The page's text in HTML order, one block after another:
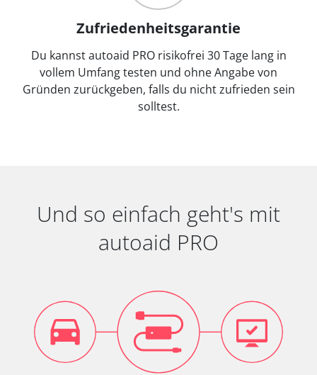
Zufriedenheitsgarantie
Du kannst autoaid PRO risikofrei 30 Tage lang in
vollem Umfang testen und ohne Angabe von
Gründen zurückgeben, falls du nicht zufrieden sein
solltest.
Und so einfach geht's mit
autoaid PRO